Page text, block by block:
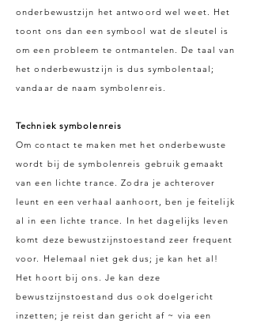
onderbewustzijn het antwoord wel weet. Het
toont ons dan een symbool wat de sleutel is
om een probleem te ontmantelen. De taal van
het onderbewustzijn is dus symbolentaal;
vandaar de naam symbolenreis.
Techniek symbolenreis
Om contact te maken met het onderbewuste
wordt bij de symbolenreis gebruik gemaakt
van een lichte trance. Zodra je achterover
leunt en een verhaal aanhoort, ben je feitelijk
al in een lichte trance. In het dagelijks leven
komt deze bewustzijnstoestand zeer frequent
voor. Helemaal niet gek dus; je kan het al!
Het hoort bij ons. Je kan deze
bewustzijnstoestand dus ook doelgericht
inzetten; je reist dan gericht af ~ via een